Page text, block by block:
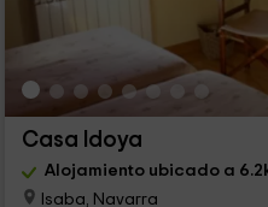
Casa Idoya
Alojamiento ubicado a
Isaba, Navarra